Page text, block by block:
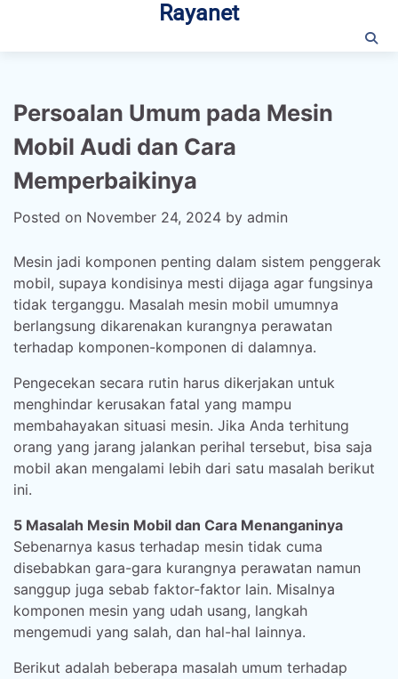
content
Rayanet
Persoalan Umum pada Mesin
Mobil Audi dan Cara
Memperbaikinya
Posted on November 24, 2024 by admin
Mesin jadi komponen penting dalam sistem penggerak
mobil, supaya kondisinya mesti dijaga agar fungsinya
tidak terganggu. Masalah mesin mobil umumnya
berlangsung dikarenakan kurangnya perawatan
terhadap komponen-komponen di dalamnya.
Pengecekan secara rutin harus dikerjakan untuk
menghindar kerusakan fatal yang mampu
membahayakan situasi mesin. Jika Anda terhitung
orang yang jarang jalankan perihal tersebut, bisa saja
mobil akan mengalami lebih dari satu masalah berikut
ini.
5 Masalah Mesin Mobil dan Cara Menanganinya
Sebenarnya kasus terhadap mesin tidak cuma
disebabkan gara-gara kurangnya perawatan namun
sanggup juga sebab faktor-faktor lain. Misalnya
komponen mesin yang udah usang, langkah
mengemudi yang salah, dan hal-hal lainnya.
Berikut adalah beberapa masalah umum terhadap